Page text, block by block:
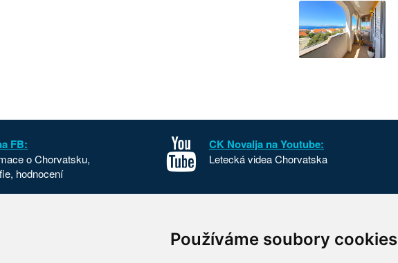
Používáme soubory cookies
FB:
o Chorvatsku,
hodnocení
CK Novalja na Youtube:
Letecká videa Chorvatska
Cesta do Chorvatska
O nás